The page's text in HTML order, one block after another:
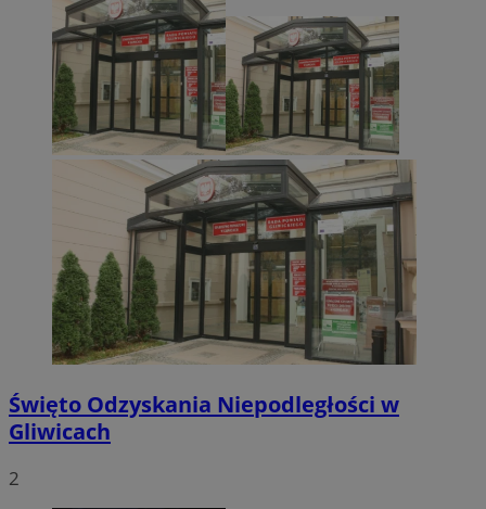
Święto Odzyskania Niepodległości w
Gliwicach
2